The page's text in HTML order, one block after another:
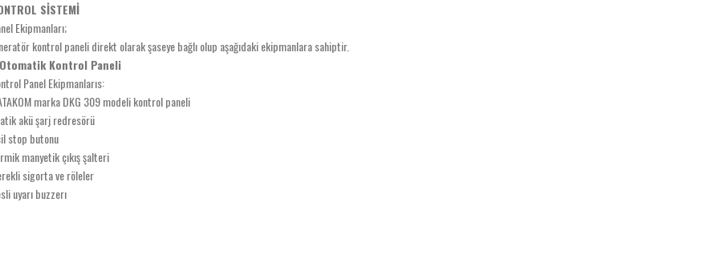
SİSTEMİ
Ekipmanları;
kontrol paneli direkt olarak şaseye bağlı olup aşağıdaki ekipmanlara sahiptir.
Kontrol Paneli
Panel Ekipmanlarıs:
marka DKG 309 modeli kontrol paneli
akü şarj redresörü
stop butonu
manyetik çıkış şalteri
sigorta ve röleler
uyarı buzzerı